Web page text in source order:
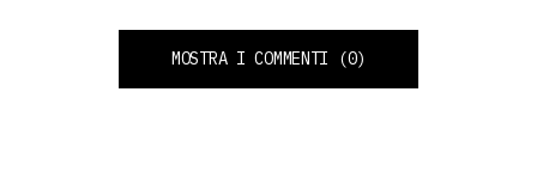
MOSTRA I COMMENTI (0)